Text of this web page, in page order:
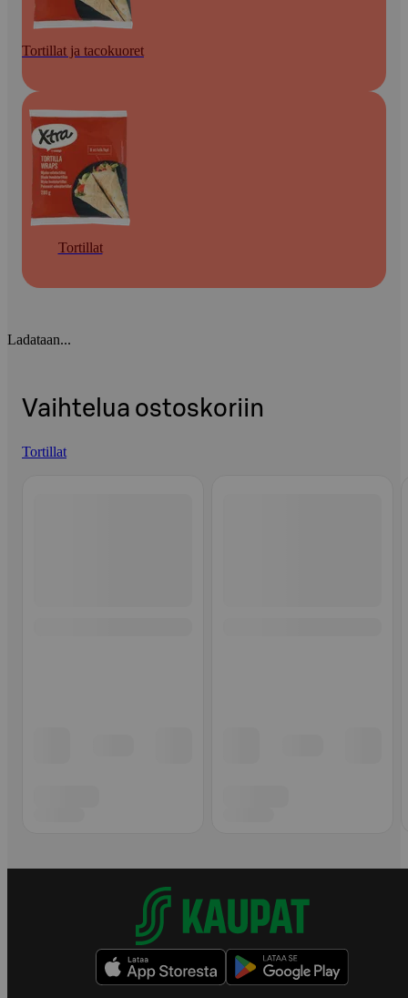
Tortillat ja tacokuoret
Tortillat
Ladataan...
Vaihtelua ostoskoriin
Tortillat